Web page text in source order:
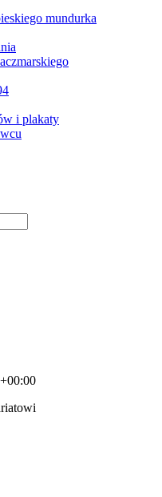
mundurka
i plakaty